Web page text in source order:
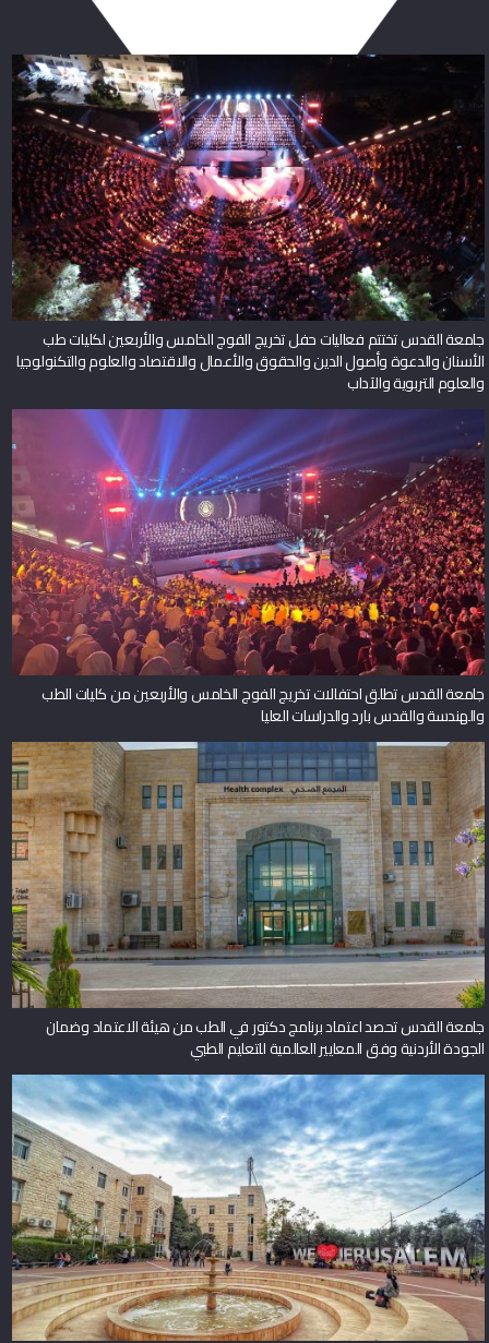
جامعة القدس تختتم فعاليات حفل تخريج الفوج الخامس والأربعين لكليات طب
الأسنان والدعوة وأصول الدين والحقوق والأعمال والاقتصاد والعلوم والتكنولوجيا
والعلوم التربوية والآداب
جامعة القدس تطلق احتفالات تخريج الفوج الخامس والأربعين من كليات الطب
والهندسة والقدس بارد والدراسات العليا
جامعة القدس تحصد اعتماد برنامج دكتور في الطب من هيئة الاعتماد وضمان
الجودة الأردنية وفق المعايير العالمية للتعليم الطبي